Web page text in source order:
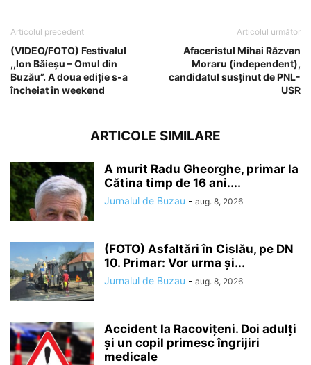
Articolul precedent
(VIDEO/FOTO) Festivalul
,,Ion Băieșu – Omul din
Buzău”. A doua ediție s-a
încheiat în weekend
Articolul următor
Afaceristul Mihai Răzvan
Moraru (independent),
candidatul susținut de PNL-
USR
ARTICOLE SIMILARE
A murit Radu Gheorghe, primar la
Cătina timp de 16 ani....
Jurnalul de Buzau - aug. 8, 2026
(FOTO) Asfaltări în Cislău, pe DN
10. Primar: Vor urma și...
Jurnalul de Buzau - aug. 8, 2026
Accident la Racovițeni. Doi adulți
și un copil primesc îngrijiri
medicale